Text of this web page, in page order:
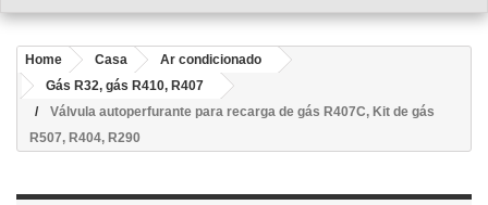
Home Casa
Ar condicionado
Gás R32, gás R410, R407
Válvula autoperfurante para recarga de gás R407C, Kit de gás
R507, R404, R290